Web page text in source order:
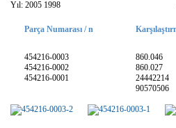
Yıl: 2005 1998
Parça Numarası / n
454216-0003
454216-0002
454216-0001
860.046
860.027
24442214
90570506